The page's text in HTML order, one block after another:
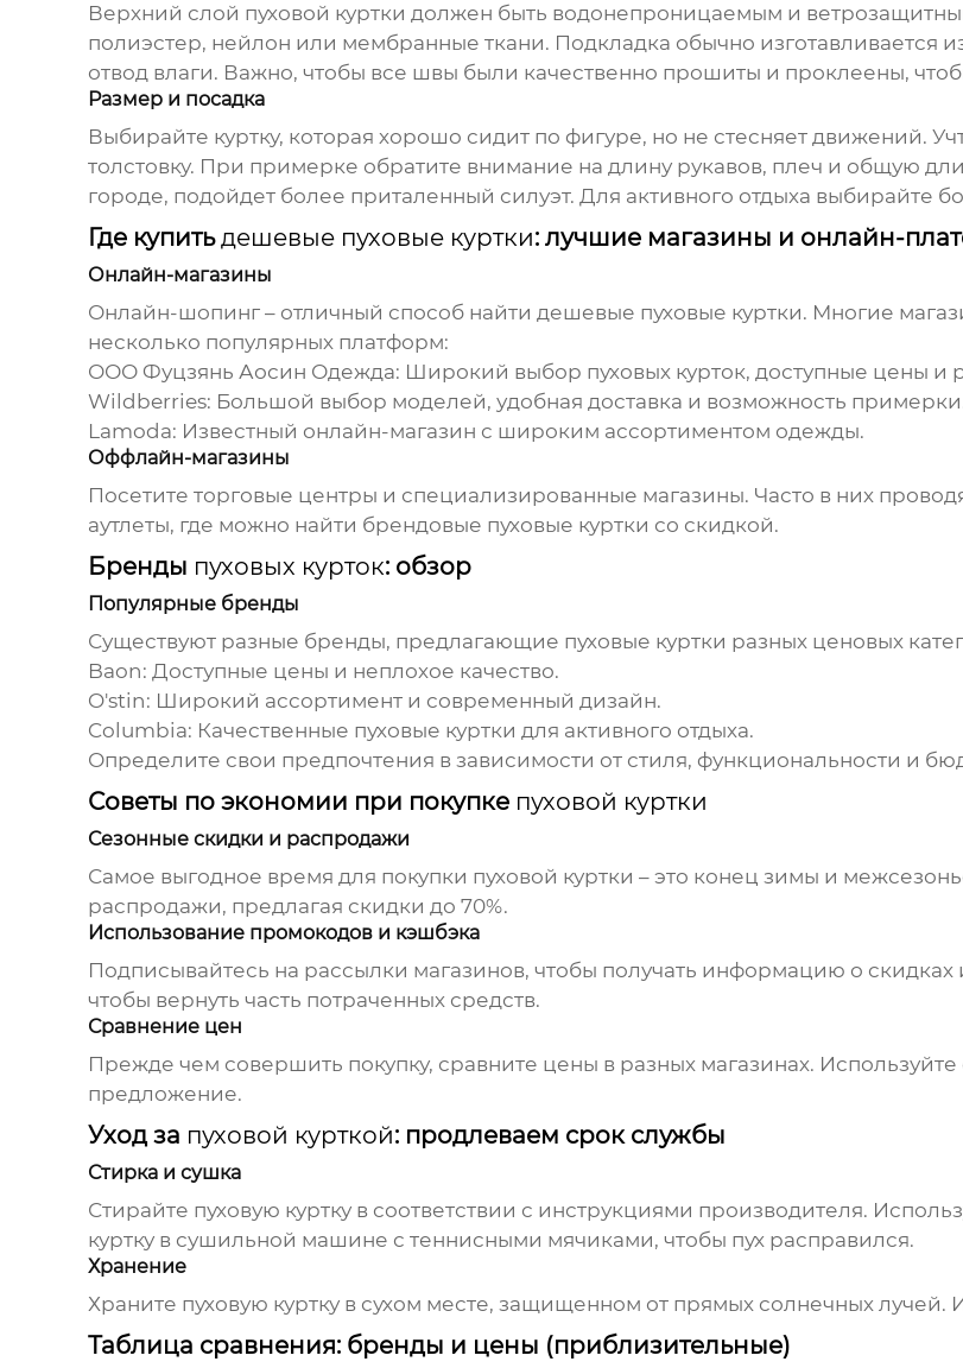
Верхний слой пуховой куртки должен быть водонепроницаемым и
полиэстер, нейлон или мембранные ткани. Подкладка обычно изготавливается
отвод влаги. Важно, чтобы все швы были качественно прошиты и проклеены,
Размер и посадка
Выбирайте куртку, которая хорошо сидит по фигуре, но не стесняет движений.
толстовку. При примерке обратите внимание на длину рукавов, плеч и общую
городе, подойдет более приталенный силуэт. Для активного отдыха выбирайте
Где купитьдешевые пуховые куртки: лучшие магазины и онлайн-
Онлайн-магазины
Онлайн-шопинг – отличный способ найти дешевые пуховые куртки. Многие
несколько популярных платформ:
ООО Фуцзянь Аосин Одежда: Широкий выбор пуховых курток, доступные цены и
Wildberries: Большой выбор моделей, удобная доставка и возможность
Lamoda: Известный онлайн-магазин с широким ассортиментом одежды.
Оффлайн-магазины
Посетите торговые центры и специализированные магазины. Часто в них
аутлеты, где можно найти брендовые пуховые куртки со скидкой.
Бренды пуховых курток: обзор
Популярные бренды
Существуют разные бренды, предлагающие пуховые куртки разных ценовых
Baon: Доступные цены и неплохое качество.
O'stin: Широкий ассортимент и современный дизайн.
Columbia: Качественные пуховые куртки для активного отдыха.
Определите свои предпочтения в зависимости от стиля, функциональности и
Советы по экономии при покупке пуховой куртки
Сезонные скидки и распродажи
Самое выгодное время для покупки пуховой куртки – это конец зимы и
распродажи, предлагая скидки до 70%.
Использование промокодов и кэшбэка
Подписывайтесь на рассылки магазинов, чтобы получать информацию о
чтобы вернуть часть потраченных средств.
Сравнение цен
Прежде чем совершить покупку, сравните цены в разных магазинах.
предложение.
Уход за пуховой курткой: продлеваем срок службы
Стирка и сушка
Стирайте пуховую курткув соответствии с инструкциями производителя.
куртку в сушильной машине с теннисными мячиками, чтобы пух расправился.
Хранение
Храните пуховую курткув сухом месте, защищенном от прямых солнечных лучей.
Таблица сравнения: бренды и цены (приблизительные)